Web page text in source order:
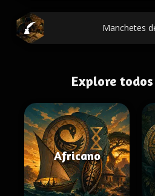
Manchetes
Explore
Africano